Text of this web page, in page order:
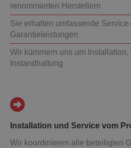
renommierten Herstellern
Sie erhalten umfassende
Garantieleistungen
Wir kümmern uns um Installation,
Instandhaltung
Installation und Service vom
Wir koordinieren alle beteiligten